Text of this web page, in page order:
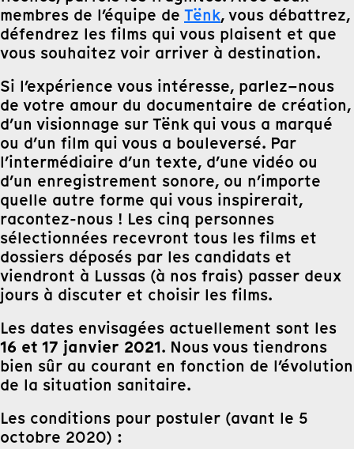
membres de l’équipe de Tënk, vous débattrez,
défendrez les films qui vous plaisent et que
vous souhaitez voir arriver à destination.
Si l’expérience vous intéresse, parlez–nous
de votre amour du documentaire de création,
d’un visionnage sur Tënk qui vous a marqué
ou d’un film qui vous a bouleversé. Par
l’intermédiaire d’un texte, d’une vidéo ou
d’un enregistrement sonore, ou n’importe
quelle autre forme qui vous inspirerait,
racontez-nous ! Les cinq personnes
sélectionnées recevront tous les films et
dossiers déposés par les candidats et
viendront à Lussas (à nos frais) passer deux
jours à discuter et choisir les films.
Les dates envisagées actuellement sont les
16 et 17 janvier 2021. Nous vous tiendrons
bien sûr au courant en fonction de l’évolution
de la situation sanitaire.
Les conditions pour postuler (avant le 5
octobre 2020) :